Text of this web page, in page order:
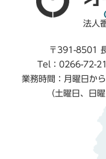
法人
〒391-8501
Tel：0266-72-
業務時間：月曜日か
（土曜日、日